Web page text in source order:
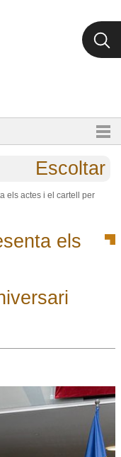
Escoltar
els actes i el cartell per
els